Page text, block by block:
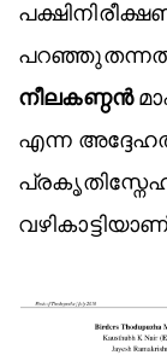
പറഞ്ഞുതന്നത്
നീലകണ്ഠൻ
എന്ന